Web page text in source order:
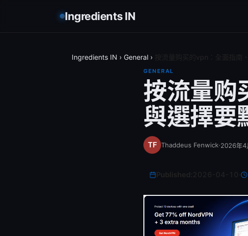
Ingredients IN
Ingredients IN › General ›
GENERAL
按流量购
與選擇要
Thaddeus Fenwick·2026年4